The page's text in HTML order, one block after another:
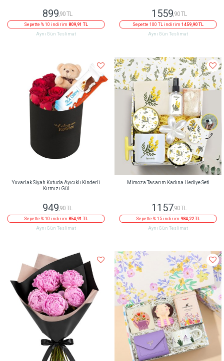
899,90 TL
Sepette % 10 indirim 809,91 TL
Aynı Gün Teslimat
1559,90 TL
Sepette 100 TL indirim 1459,90 TL
Aynı Gün Teslimat
Yuvarlak Siyah Kutuda Ayıcıklı Kinderli
Kırmızı Gül
949,90 TL
Sepette % 10 indirim 854,91 TL
Aynı Gün Teslimat
Mimoza Tasarım Kadına Hediye Seti
1157,90 TL
Sepette % 15 indirim 984,22 TL
Aynı Gün Teslimat